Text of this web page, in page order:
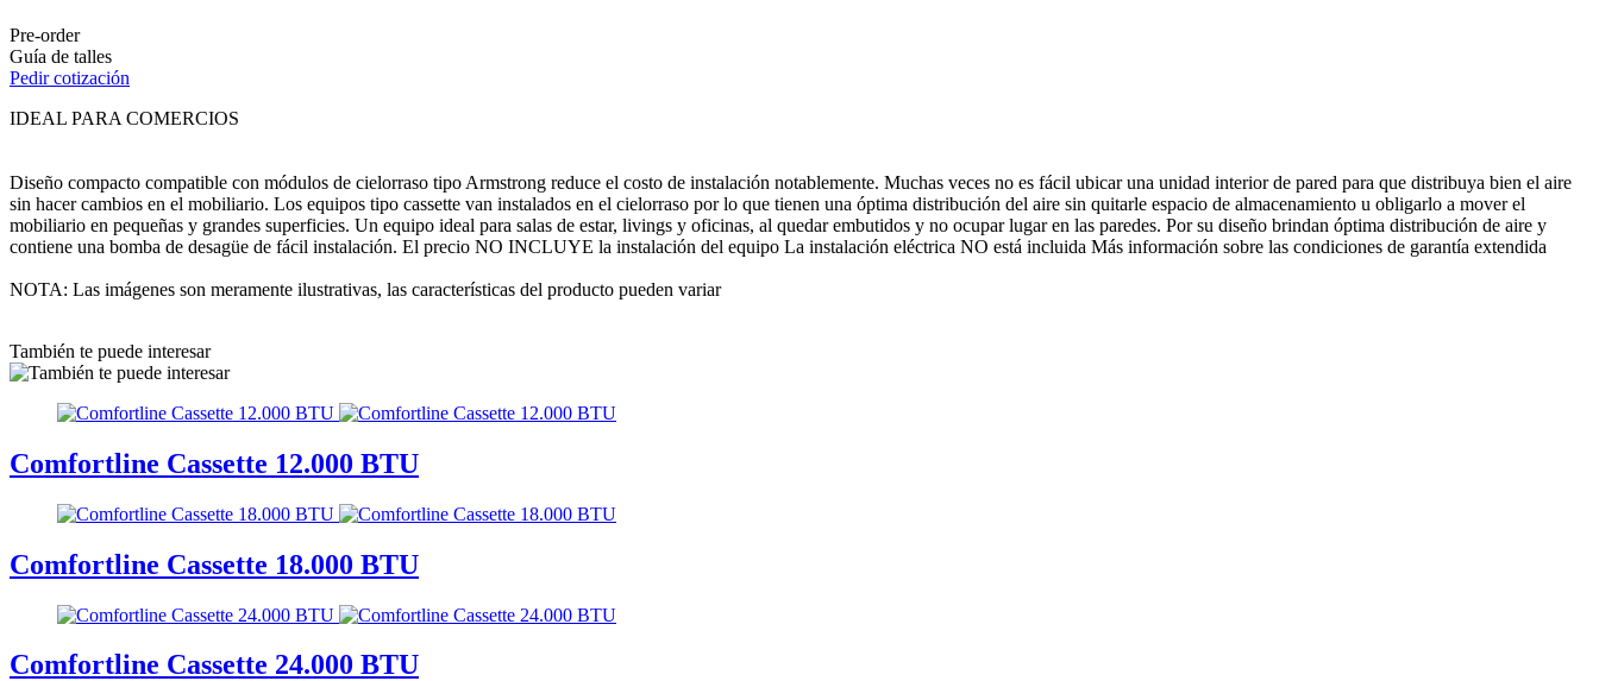
Pre-order
Guía de talles
Pedir cotización
IDEAL PARA COMERCIOS
Diseño compacto compatible con módulos de cielorraso tipo Armstrong reduce el costo de instalación notablemente. Muchas veces no es fácil ubicar una unidad interior de pared para que distribuya bien el aire
sin hacer cambios en el mobiliario. Los equipos tipo cassette van instalados en el cielorraso por lo que tienen una óptima distribución del aire sin quitarle espacio de almacenamiento u obligarlo a mover el
mobiliario en pequeñas y grandes superficies. Un equipo ideal para salas de estar, livings y oficinas, al quedar embutidos y no ocupar lugar en las paredes. Por su diseño brindan óptima distribución de aire y
contiene una bomba de desagüe de fácil instalación. El precio NO INCLUYE la instalación del equipo La instalación eléctrica NO está incluida Más información sobre las condiciones de garantía extendida
NOTA: Las imágenes son meramente ilustrativas, las características del producto pueden variar
También te puede interesar
Comfortline Cassette 12.000 BTU
Comfortline Cassette 18.000 BTU
Comfortline Cassette 24.000 BTU